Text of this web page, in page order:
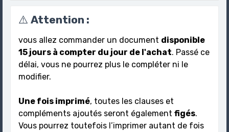
⚠️ Attention :
vous allez commander un document disponible
15 jours à compter du jour de l'achat. Passé ce
délai, vous ne pourrez plus le compléter ni le
modifier.
Une fois imprimé, toutes les clauses et
compléments ajoutés seront également figés.
Vous pourrez toutefois l’imprimer autant de fois